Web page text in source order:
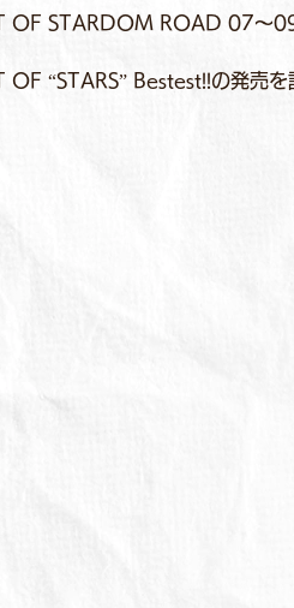
OF STARDOM ROAD 07～
“STARS” Bestest!!の発売を